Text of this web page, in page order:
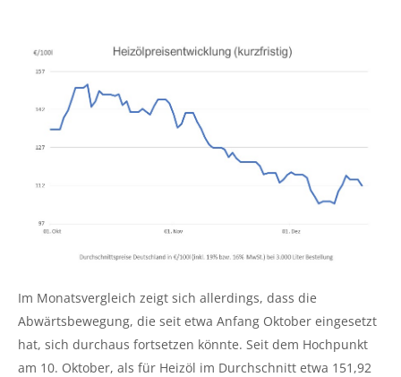
Im Monatsvergleich zeigt sich allerdings, dass die
Abwärtsbewegung, die seit etwa Anfang Oktober eingesetzt
hat, sich durchaus fortsetzen könnte. Seit dem Hochpunkt
am 10. Oktober, als für Heizöl im Durchschnitt etwa 151,92